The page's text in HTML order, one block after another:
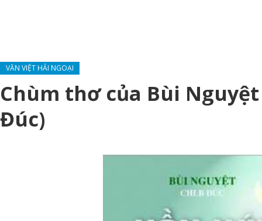
VĂN VIỆT HẢI NGOẠI
Chùm thơ của Bùi
Đúc)